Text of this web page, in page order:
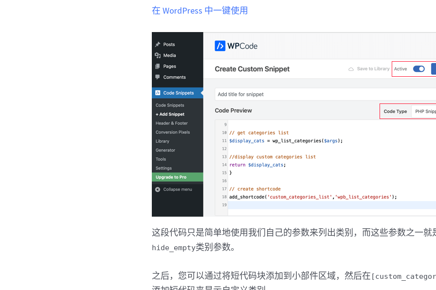
在 WordPress 中一键使用
这段代码只是简单地使用我们自己的参数来列出类别，而这些参数之一就
hide_empty类别参数。
之后，您可以通过将短代码块添加到小部件区域，然后在